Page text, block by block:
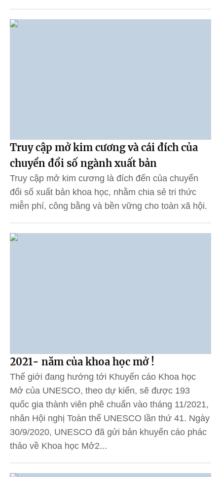
Truy cập mở kim cương và cái đích của
chuyển đổi số ngành xuất bản
Truy cập mở kim cương là đích đến của chuyển
đổi số xuất bản khoa học, nhằm chia sẻ tri thức
miễn phí, công bằng và bền vững cho toàn xã hội.
2021- năm của khoa học mở !
Thế giới đang hướng tới Khuyến cáo Khoa học
Mở của UNESCO, theo dự kiến, sẽ được 193
quốc gia thành viên phê chuẩn vào tháng 11/2021,
nhân Hội nghị Toàn thể UNESCO lần thứ 41. Ngày
30/9/2020, UNESCO đã gửi bản khuyến cáo phác
thảo về Khoa học Mở2...